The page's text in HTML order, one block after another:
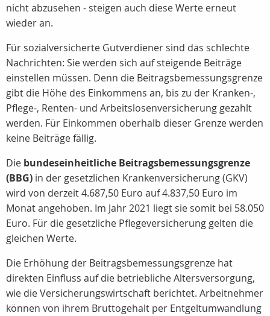
nicht abzusehen - steigen auch diese Werte erneut
wieder an.
Für sozialversicherte Gutverdiener sind das schlechte
Nachrichten: Sie werden sich auf steigende Beiträge
einstellen müssen. Denn die Beitragsbemessungsgrenze
gibt die Höhe des Einkommens an, bis zu der Kranken-,
Pflege-, Renten- und Arbeitslosenversicherung gezahlt
werden. Für Einkommen oberhalb dieser Grenze werden
keine Beiträge fällig.
Die bundeseinheitliche Beitragsbemessungsgrenze
(BBG) in der gesetzlichen Krankenversicherung (GKV)
wird von derzeit 4.687,50 Euro auf 4.837,50 Euro im
Monat angehoben. Im Jahr 2021 liegt sie somit bei 58.050
Euro. Für die gesetzliche Pflegeversicherung gelten die
gleichen Werte.
Die Erhöhung der Beitragsbemessungsgrenze hat
direkten Einfluss auf die betriebliche Altersversorgung,
wie die Versicherungswirtschaft berichtet. Arbeitnehmer
können von ihrem Bruttogehalt per Entgeltumwandlung